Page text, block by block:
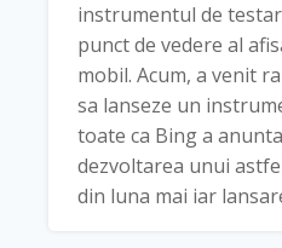
instrumentul de
punct de vedere al
mobil. Acum, a venit
sa lanseze un
toate ca Bing a
dezvoltarea unui
din luna mai iar